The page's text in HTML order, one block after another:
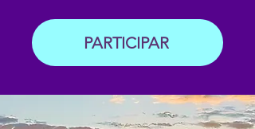
PARTICIPAR